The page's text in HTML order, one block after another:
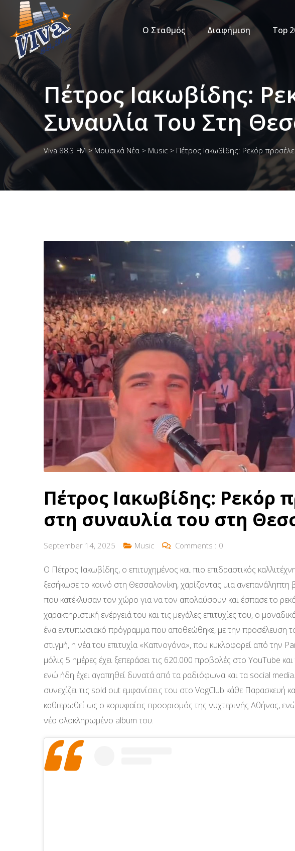
Ο Σταθμός Διαφήμιση Top
Πέτρος Ιακωβίδης:
Συναυλία Του Στη
Viva 88,3 FM> Μουσικά Νέα > Music > Πέτρος Ιακωβίδης: Ρεκόρ
Πέτρος Ιακωβίδης: Ρεκόρ
στη συναυλία του στη
September 14, 2025 Music Comments : 0
Ο Πέτρος Ιακωβίδης, ο επιτυχημένος και πιο επιδραστικός
ξεσήκωσε το κοινό στη Θεσσαλονίκη, χαρίζοντας μια ανεπανάληπτη
που κατέκλυσαν τον χώρο για να τον απολαύσουν και έσπασε το
χαρακτηριστική ενέργειά του και τις μεγάλες επιτυχίες του, ο
ένα εντυπωσιακό πρόγραμμα που αποθεώθηκε, με την προσέλευση
στιγμή, η νέα του επιτυχία «Καπνογόνα», που κυκλοφορεί από την
μόλις 5 ημέρες έχει ξεπεράσει τις 620.000 προβολές στο YouTube
ενώ ήδη έχει αγαπηθεί δυνατά από τα ραδιόφωνα και τα social
συνεχίζει τις sold out εμφανίσεις του στο VogClub κάθε Παρασκευή
καθιερωθεί ως ο κορυφαίος προορισμός της νυχτερινής Αθήνας,
νέο ολοκληρωμένο album του.